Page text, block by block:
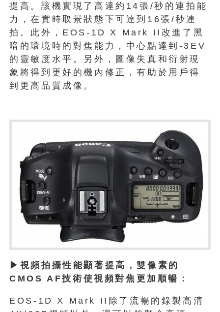
提高。該機實現了高達約14張/秒的連拍能
力，在實時取景狀態下可達到16張/秒連
拍。此外，EOS-1D X Mark II改進了黑
暗的環境時的對焦能力，中心點達到-3EV
的靈敏度水平。另外，圖像失真和衍射現
象將得到更好的機內修正，有助於用戶得
到更高品質成像。
▶視頻拍攝性能顯著提高，雙像素的
CMOS AF技術使視頻對焦更加順暢：
EOS-1D X Mark II除了流暢的錄製高清